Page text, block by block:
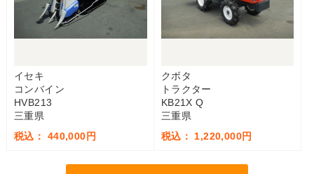
イセキ
コンバイン
HVB213
三重県
税込： 440,000円
クボタ
トラクター
KB21X Q
三重県
税込： 1,220,000円